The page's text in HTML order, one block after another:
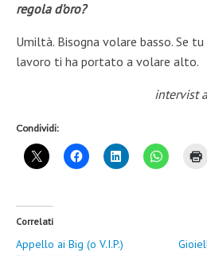
regola d’oro?
Umiltà. Bisogna volare basso. Se
lavoro ti ha portato a volare alto.
intervist
Condividi:
Correlati
Appello ai Big (o V.I.P.)